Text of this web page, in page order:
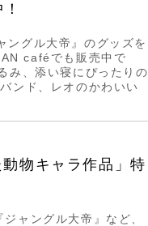
グル大帝』のグッズを
caféでも販売中で
み、添い寝にぴったりの
ンド、レオのかわいい
物キャラ作品」特
ャングル大帝』など、